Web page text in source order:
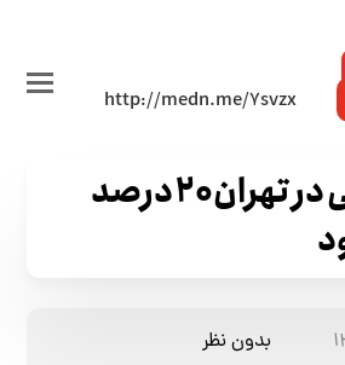
کرایه تاکسی‌ در تهران ۲۰ درصد
بدون نظر